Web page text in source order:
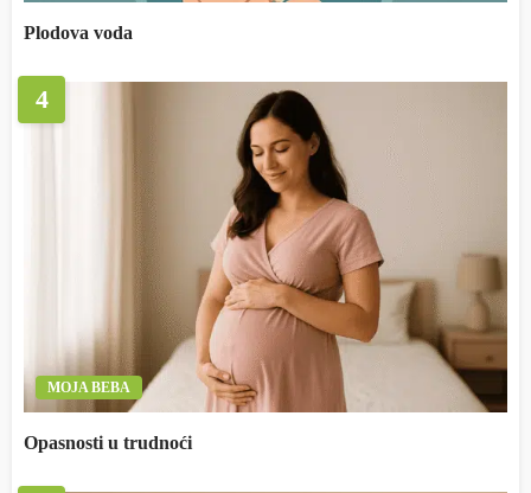
Plodova voda
4
MOJA BEBA
Opasnosti u trudnoći